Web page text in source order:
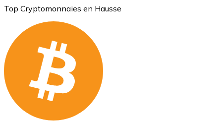
Top Cryptomonnaies en Hausse